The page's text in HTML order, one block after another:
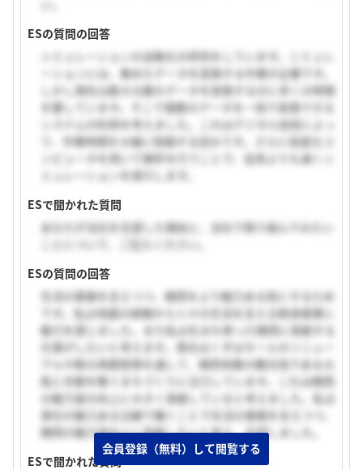
ESの質問の回答
シミュレーションの自動化の研究をしています。シミュレ
ーションには、集めたデータを変換する作業が必要です。
しかし現在は膨大な数のデータを変換するのに多くの時間
を要しています。そこで複数のデータを一括で変換できる
システムの利用を考えました。これはデジタル技術によっ
て、作業時間を大幅に短縮する試みです。さらに高度なコ
ンピュータを用いて解析を行うことで、従来よりも速くシ
ミュレーションを実行します。
ESで聞かれた質問
あなたが当社を志望した理由と、当社で取り組んでみたい
ESの質問の回答
生活の基盤を支えつつ、関西をより魅力ある街にするため
です。私は地震の経験から人々の生活を支える鉄道事業に
魅力を感じました。また私は生まれ育った関西に貢献する
仕事がしたいと考えます。貴社はくずはモールのリニュー
アルや駅の再開発等を通して、関西有数の観光地である大
阪と京都を繋ぐまちづくりに注力しています。これは関西
の魅力度の向上に大きく貢献していると考えました。私は
貴社の魅力ある沿線で働くことで生活の基盤を支えつつ、
関西の魅力度向上に貢献したいと考え、志望しました。
ESで聞かれた質問
会員登録（無料）して閲覧する